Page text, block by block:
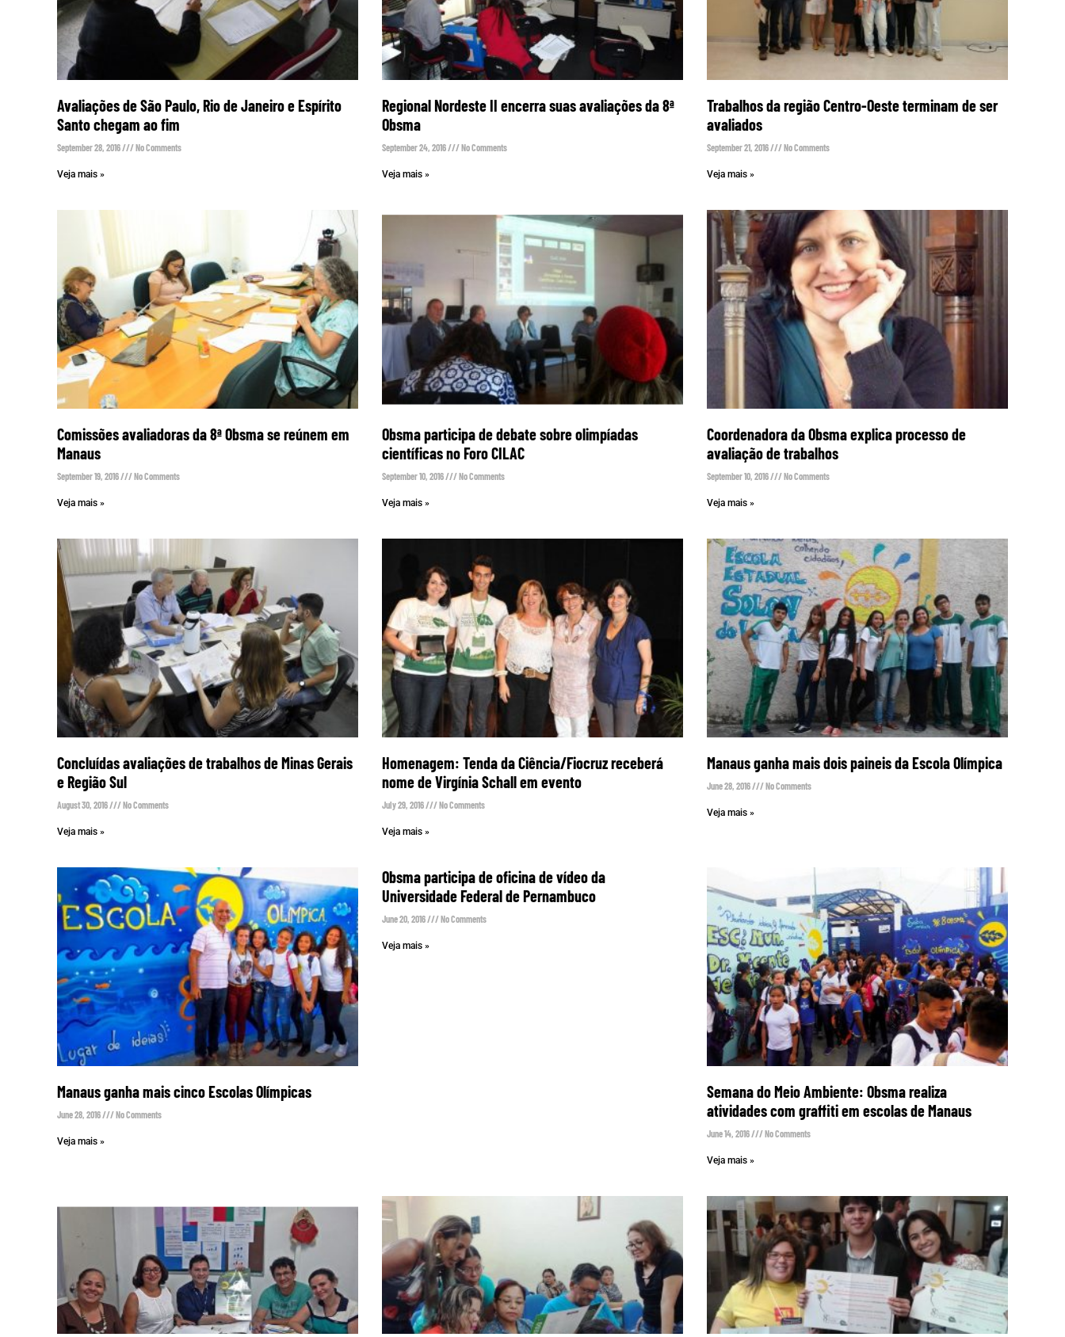
Avaliações de São Paulo, Rio de Janeiro e Espírito
Santo chegam ao fim
September 28, 2016 No Comments
Veja mais »
Regional Nordeste II encerra suas avaliações da 8ª
Obsma
September 24, 2016 No Comments
Veja mais »
Trabalhos da região Centro-Oeste terminam de ser
avaliados
September 21, 2016 No Comments
Veja mais »
Comissões avaliadoras da 8ª Obsma se reúnem em
Manaus
September 19, 2016 No Comments
Veja mais »
Obsma participa de debate sobre olimpíadas
científicas no Foro CILAC
September 10, 2016 No Comments
Veja mais »
Coordenadora da Obsma explica processo de
avaliação de trabalhos
September 10, 2016 No Comments
Veja mais »
Concluídas avaliações de trabalhos de Minas Gerais
e Região Sul
August 30, 2016 No Comments
Veja mais »
Homenagem: Tenda da Ciência/Fiocruz receberá
nome de Virgínia Schall em evento
July 29, 2016 No Comments
Veja mais »
Manaus ganha mais dois paineis da Escola Olímpica
June 28, 2016 No Comments
Veja mais »
Manaus ganha mais cinco Escolas Olímpicas
June 28, 2016 No Comments
Veja mais »
Obsma participa de oficina de vídeo da
Universidade Federal de Pernambuco
June 20, 2016 No Comments
Veja mais »
Semana do Meio Ambiente: Obsma realiza
atividades com graffiti em escolas de Manaus
June 14, 2016 No Comments
Veja mais »